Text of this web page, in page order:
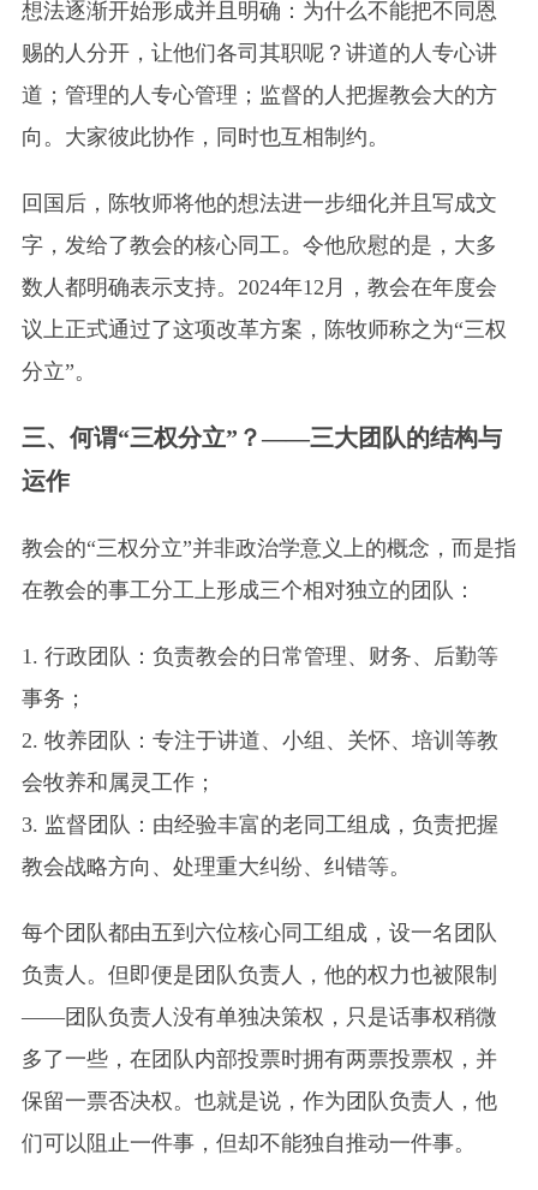
想法逐渐开始形成并且明确：为什么不能把不同恩
赐的人分开，让他们各司其职呢？讲道的人专心讲
道；管理的人专心管理；监督的人把握教会大的方
向。大家彼此协作，同时也互相制约。
回国后，陈牧师将他的想法进一步细化并且写成文
字，发给了教会的核心同工。令他欣慰的是，大多
数人都明确表示支持。2024年12月，教会在年度会
议上正式通过了这项改革方案，陈牧师称之为“三权
分立”。
三、何谓“三权分立”？——三大团队的结构与
运作
教会的“三权分立”并非政治学意义上的概念，而是指
在教会的事工分工上形成三个相对独立的团队：
1. 行政团队：负责教会的日常管理、财务、后勤等
事务；
2. 牧养团队：专注于讲道、小组、关怀、培训等教
会牧养和属灵工作；
3. 监督团队：由经验丰富的老同工组成，负责把握
教会战略方向、处理重大纠纷、纠错等。
每个团队都由五到六位核心同工组成，设一名团队
负责人。但即便是团队负责人，他的权力也被限制
——团队负责人没有单独决策权，只是话事权稍微
多了一些，在团队内部投票时拥有两票投票权，并
保留一票否决权。也就是说，作为团队负责人，他
们可以阻止一件事，但却不能独自推动一件事。